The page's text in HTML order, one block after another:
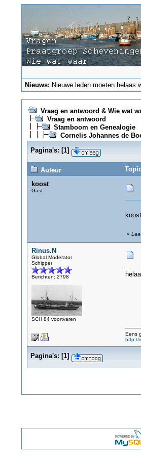
Nieuws: Nieuwe leden moeten
Vraag en antwoord & Wie wat
Vraag en antwoord
Stamboom en Genealogie
Cornelis Johannes de
Pagina's: [1]
Auteur
koost
Gast
koost
«
Rinus.N
Global Moderator
Schipper
Berichten: 2798
SCH 84 voortvaren
Eens
http://
Pagina's: [1]